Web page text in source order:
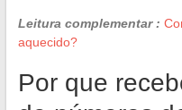
Leitura complementar :
aquecido?
Por que